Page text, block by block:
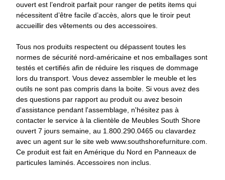
ouvert est l’endroit parfait pour ranger de petits items qui
nécessitent d’être facile d’accès, alors que le tiroir peut
accueillir des vêtements ou des accessoires.
Tous nos produits respectent ou dépassent toutes les
normes de sécurité nord-américaine et nos emballages sont
testés et certifiés afin de réduire les risques de dommage
lors du transport. Vous devez assembler le meuble et les
outils ne sont pas compris dans la boite. Si vous avez des
des questions par rapport au produit ou avez besoin
d'assistance pendant l'assemblage, n'hésitez pas à
contacter le service à la clientèle de Meubles South Shore
ouvert 7 jours semaine, au 1.800.290.0465 ou clavardez
avec un agent sur le site web www.southshorefurniture.com.
Ce produit est fait en Amérique du Nord en Panneaux de
particules laminés. Accessoires non inclus.